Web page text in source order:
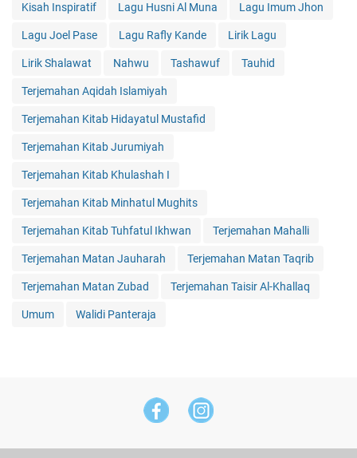
Kisah Inspiratif Lagu Husni Al Muna Lagu Imum Jhon
Lagu Joel Pase Lagu Rafly Kande Lirik Lagu
Lirik Shalawat Nahwu Tashawuf Tauhid
Terjemahan Aqidah Islamiyah
Terjemahan Kitab Hidayatul Mustafid
Terjemahan Kitab Jurumiyah
Terjemahan Kitab Khulashah I
Terjemahan Kitab Minhatul Mughits
Terjemahan Kitab Tuhfatul Ikhwan Terjemahan Mahalli
Terjemahan Matan Jauharah Terjemahan Matan Taqrib
Terjemahan Matan Zubad Terjemahan Taisir Al-Khallaq
Umum Walidi Panteraja